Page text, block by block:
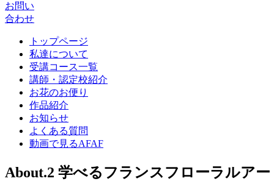
お問い
合わせ
トップページ
私達について
受講コース一覧
講師・認定校紹介
お花のお便り
作品紹介
お知らせ
よくある質問
動画で見るAFAF
About.2 学べるフランスフローラルアー